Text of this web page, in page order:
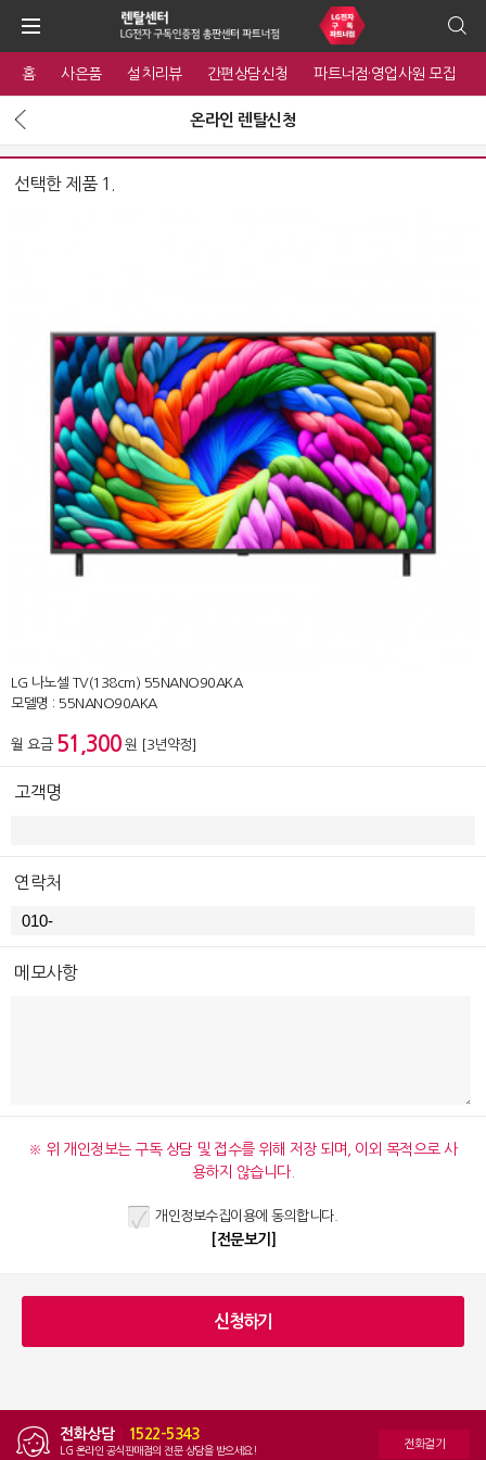
홈 사은품 설치리뷰 간편상담신청 파트너점·영업사원 모집
온라인 렌탈신청
선택한 제품 1.
LG 나노셀 TV(138cm) 55NANO90AKA
모델명 : 55NANO90AKA
월 요금 51,300 원 [3년약정]
고객명
연락처
메모사항
※ 위 개인정보는 구독 상담 및 접수를 위해 저장 되며, 이외 목적으로 사
용하지 않습니다.
개인정보수집이용에 동의합니다.
[전문보기]
전화상담 1522-5343
LG 온라인 공식판매점의 전문 상담을 받으세요! 전화걸기